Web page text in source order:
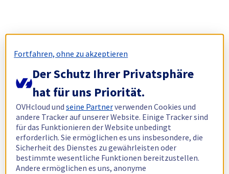
Fortfahren, ohne zu akzeptieren
Der Schutz Ihrer Privatsphäre
hat für uns Priorität.
OVHcloud undseine Partnerverwenden Cookies und
andere Tracker auf unserer Website. Einige Tracker sind
für das Funktionieren der Website unbedingt
erforderlich. Sie ermöglichen es uns insbesondere, die
Sicherheit des Dienstes zu gewährleisten oder
bestimmte wesentliche Funktionen bereitzustellen.
Andere ermöglichen es uns, anonyme